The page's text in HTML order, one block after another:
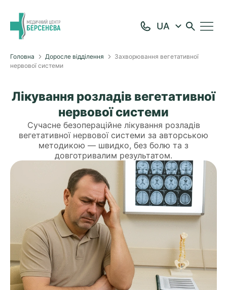
Головна Доросле відділення
Захворювання вегетативної
нервової системи
Лікування розладів вегетативної
нервової системи
Сучасне безопераційне лікування розладів
вегетативної нервової системи за авторською
методикою — швидко, без болю та з
довготривалим результатом.